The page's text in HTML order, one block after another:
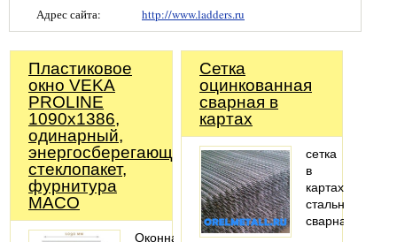
Адрес сайта: http://www.ladders.ru
Пластиковое
окно VEKA
PROLINE
1090х1386,
одинарный,
энергосберегающий
стеклопакет,
фурнитура
MACO
Оконная
Сетка
оцинкованная
сварная в
картах
сетка
в
картах
стальная
сварная